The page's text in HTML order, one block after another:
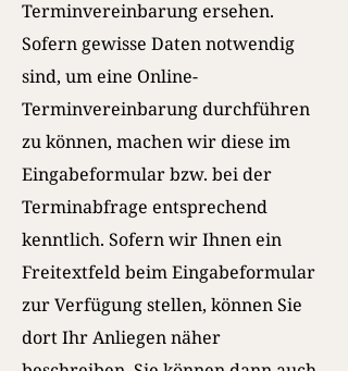
Terminvereinbarung ersehen.
Sofern gewisse Daten notwendig
sind, um eine Online-
Terminvereinbarung durchführen
zu können, machen wir diese im
Eingabeformular bzw. bei der
Terminabfrage entsprechend
kenntlich. Sofern wir Ihnen ein
Freitextfeld beim Eingabeformular
zur Verfügung stellen, können Sie
dort Ihr Anliegen näher